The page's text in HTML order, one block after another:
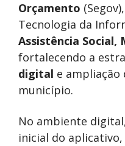
Orçamento
Tecnologia da
Assistência Social,
fortalecendo a
digital e ampliação
município.
No ambiente
inicial do